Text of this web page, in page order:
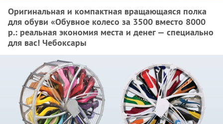
Оригинальная и компактная вращающаяся полка
для обуви «Обувное колесо за 3500 вместо 8000
р.: реальная экономия места и денег — специально
для вас! Чебоксары